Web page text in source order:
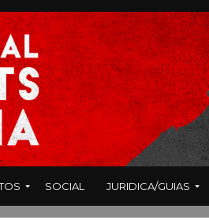
SOCIAL JURIDICA/GUIAS